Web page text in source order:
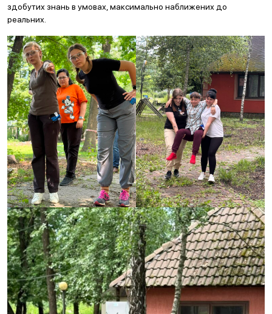
здобутих знань в умовах, максимально наближених до
реальних.